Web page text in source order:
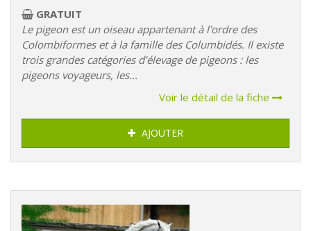
GRATUIT
Le pigeon est un oiseau appartenant à l'ordre des
Colombiformes et à la famille des Columbidés. Il existe
trois grandes catégories d’élevage de pigeons : les
pigeons voyageurs, les...
Voir le détail de la fiche
AJOUTER